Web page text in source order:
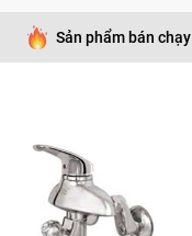
Sản phẩm bán chạy